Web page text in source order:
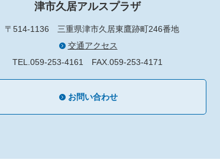
津市久居アルスプラザ
〒514-1136 三重県津市久居東鷹跡町246番地
交通アクセス
TEL.059-253-4161 FAX.059-253-4171
お問い合わせ